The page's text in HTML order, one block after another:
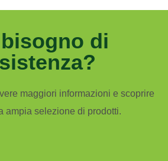
di
maggiori informazioni e scoprire
ampia selezione di prodotti.